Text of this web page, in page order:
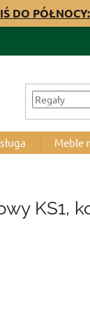
DO
Meble
KS1,